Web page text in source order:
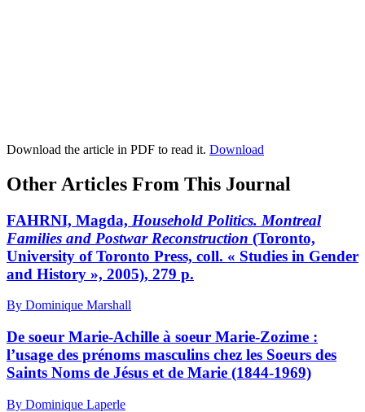
Download the article in PDF to read it. Download
Other Articles From This Journal
FAHRNI, Magda, Household Politics. Montreal
Families and Postwar Reconstruction (Toronto,
University of Toronto Press, coll. « Studies in Gender
and History », 2005), 279 p.
By Dominique Marshall
De soeur Marie-Achille à soeur Marie-Zozime :
l’usage des prénoms masculins chez les Soeurs des
Saints Noms de Jésus et de Marie (1844-1969)
By Dominique Laperle